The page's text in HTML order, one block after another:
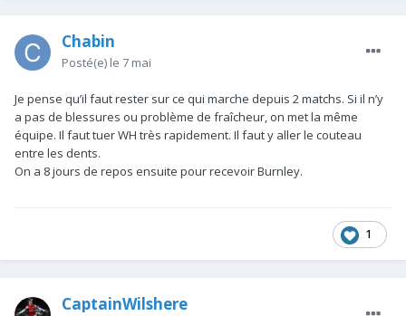
Chabin
Posté(e) le 7 mai
Je pense qu’il faut rester sur ce qui marche depuis 2 matchs. Si il n’y
a pas de blessures ou problème de fraîcheur, on met la même
équipe. Il faut tuer WH très rapidement. Il faut y aller le couteau
entre les dents.
On a 8 jours de repos ensuite pour recevoir Burnley.
1
CaptainWilshere